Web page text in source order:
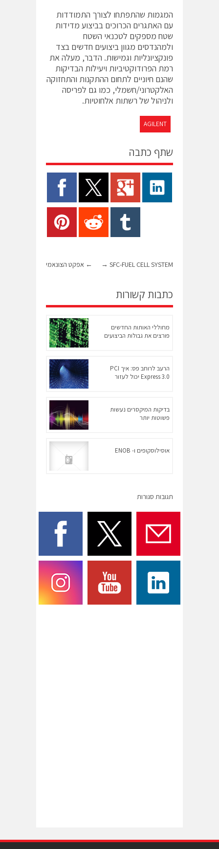
המגמות שהתפתחו לצורך התמודדות
עם האתגרים הכרוכים בביצוע מדידות
שטח מספקים לטכנאי השטח
ולמהנדסים מגוון ביצועים חדשים בצד
פונקציונליות וגמישות. הדבר, מעלה את
רמת הפרודוקטיביות ויעילות הבדיקות
שהנם חיוניים לתחום ההתקנות והתחזוקה
האלקטרוני/חשמלי, כמו גם לפריסה
ולניהול של רשתות אלחוטיות.
AGILENT
שתף כתבה
← אפקט הצונאמי SFC-FUEL CELL SYSTEM
→
כתבות קשורות
מחוללי האותות החדשים
פורצים את גבולות הביצועים
הרעב לרוחב פס: איך PCI
Express 3.0 יכול לעזור
בדיקות המיקסרים נעשות
פשוטות יותר
אוסילוסקופים ו- ENOB
תגובות סגורות